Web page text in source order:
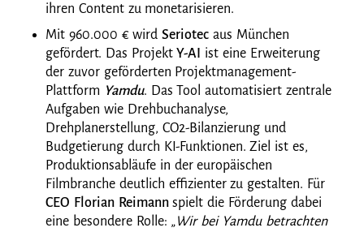
ihren Content zu monetarisieren.
Mit 960.000 € wirdSeriotec aus München
gefördert. Das ProjektY-AI ist eine Erweiterung
der zuvor geförderten Projektmanagement-
Plattform Yamdu. Das Tool automatisiert zentrale
Aufgaben wie Drehbuchanalyse,
Drehplanerstellung, CO2-Bilanzierung und
Budgetierung durch KI-Funktionen. Ziel ist es,
Produktionsabläufe in der europäischen
Filmbranche deutlich effizienter zu gestalten. Für
CEO Florian Reimannspielt die Förderung dabei
eine besondere Rolle: „Wir bei Yamdu betrachten